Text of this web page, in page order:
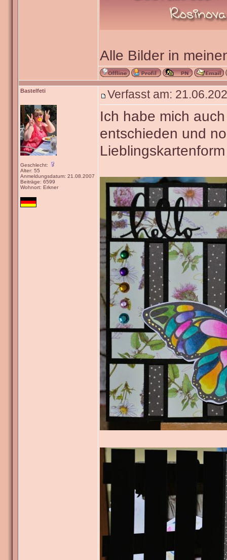
Alle Bilder in
Bastelfeti
Geschlecht:
Alter: 55
Anmeldungsdatum: 21.08.2007
Beiträge: 6599
Wohnort: Erkner
Verfasst am:
Ich habe mich
entschieden und